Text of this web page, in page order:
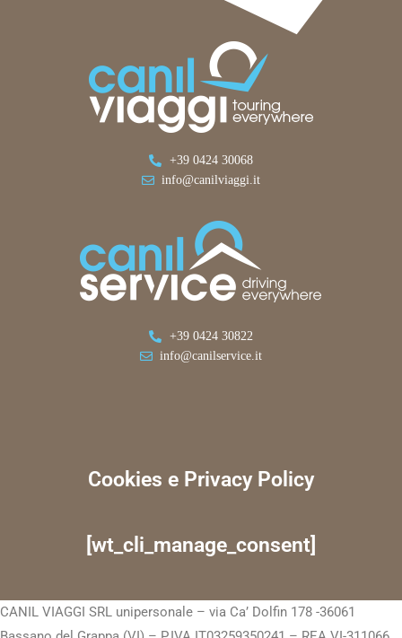
+39 0424 30068
info@canilviaggi.it
+39 0424 30822
info@canilservice.it
Cookies e Privacy Policy
[wt_cli_manage_consent]
CANIL VIAGGI SRL unipersonale – via Ca’ Dolfin 178 -36061